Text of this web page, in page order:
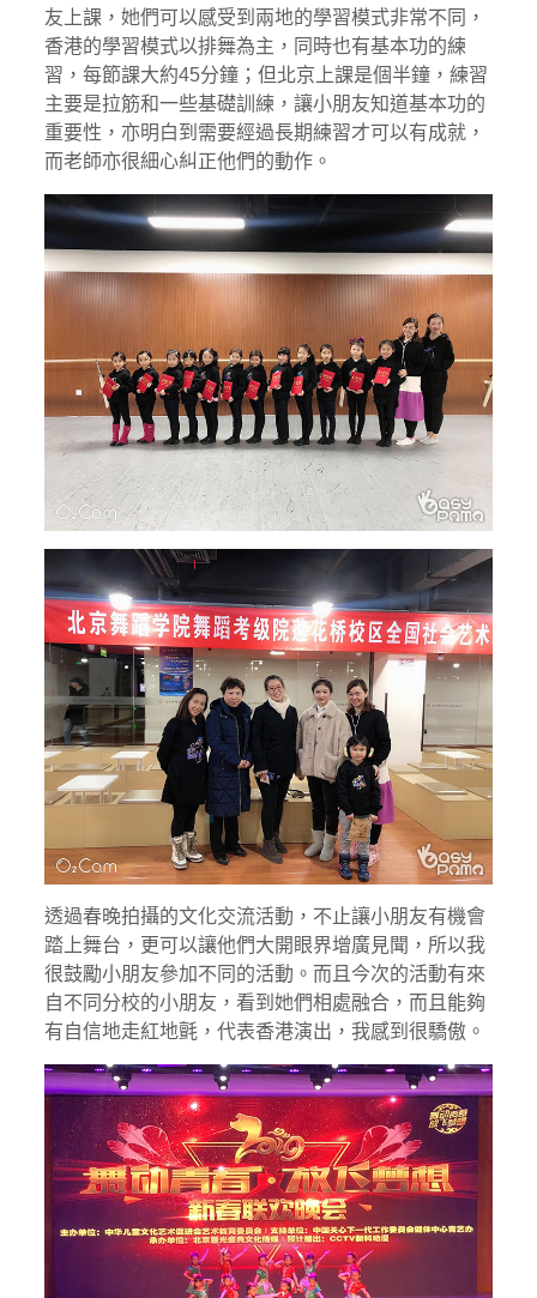
友上課，她們可以感受到兩地的學習模式非常不同，
香港的學習模式以排舞為主，同時也有基本功的練
習，每節課大約45分鐘；但北京上課是個半鐘，練習
主要是拉筋和一些基礎訓練，讓小朋友知道基本功的
重要性，亦明白到需要經過長期練習才可以有成就，
而老師亦很細心糾正他們的動作。
透過春晚拍攝的文化交流活動，不止讓小朋友有機會
踏上舞台，更可以讓他們大開眼界增廣見聞，所以我
很鼓勵小朋友參加不同的活動。而且今次的活動有來
自不同分校的小朋友，看到她們相處融合，而且能夠
有自信地走紅地氈，代表香港演出，我感到很驕傲。